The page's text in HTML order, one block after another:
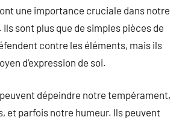
une importance cruciale dans notre
sont plus que de simples pièces de
contre les éléments, mais ils
d’expression de soi.
dépeindre notre tempérament,
et parfois notre humeur. Ils peuvent